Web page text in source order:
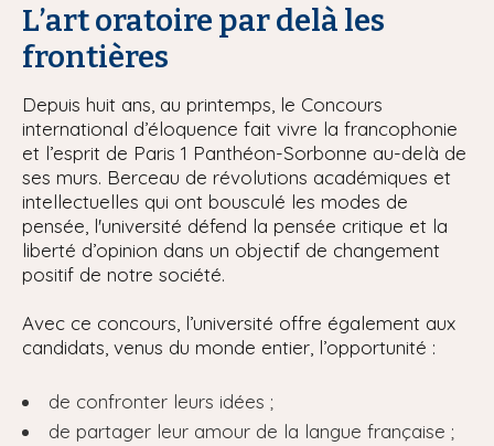
L’art oratoire par delà les
frontières
Depuis huit ans, au printemps, le Concours
international d’éloquence fait vivre la francophonie
et l’esprit de Paris 1 Panthéon-Sorbonne au-delà de
ses murs. Berceau de révolutions académiques et
intellectuelles qui ont bousculé les modes de
pensée, l'université défend la pensée critique et la
liberté d’opinion dans un objectif de changement
positif de notre société.
Avec ce concours, l’université offre également aux
candidats, venus du monde entier, l’opportunité :
de confronter leurs idées ;
de partager leur amour de la langue française ;